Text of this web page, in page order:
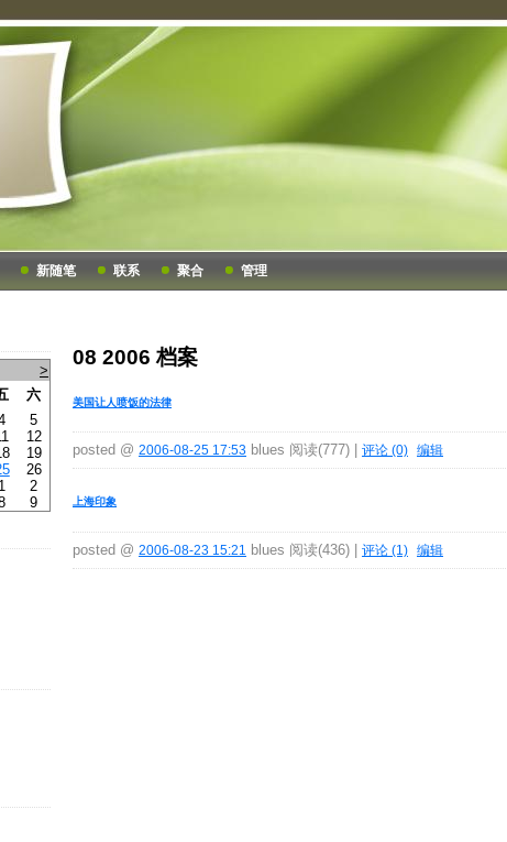
新随笔 联系 聚合 管理
>
六
5
12
19
26
1
2
9
08 2006 档案
美国让人喷饭的法律
posted @ 2006-08-25 17:53 blues 阅读(777) | 评论 (0) 编辑
上海印象
posted @ 2006-08-23 15:21 blues 阅读(436) | 评论 (1) 编辑